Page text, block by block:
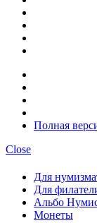
Полная
Close
Для
Для
Альбо
Монеты